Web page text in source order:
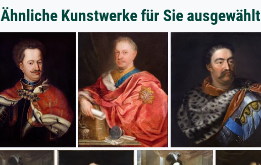
Ähnliche Kunstwerke für Sie ausgewählt